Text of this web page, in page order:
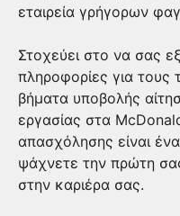
εταιρεία γρήγορων
Στοχεύει στο να σας
πληροφορίες για τους
βήματα υποβολής
εργασίας στα
απασχόλησης είναι
ψάχνετε την πρώτη
στην καριέρα σας.